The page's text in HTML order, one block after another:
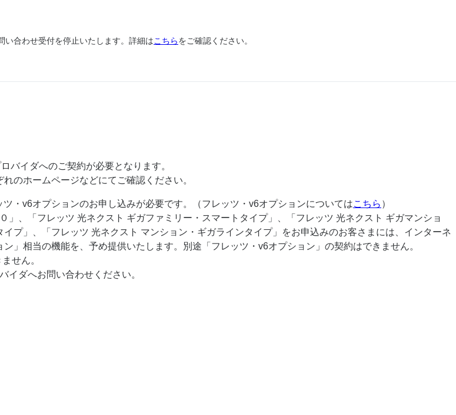
合わせ受付を停止いたします。詳細はこちらをご確認ください。
バイダへのご契約が必要となります。
のホームページなどにてご確認ください。
・v6オプションのお申し込みが必要です。（フレッツ・v6オプションについてはこちら ）
」、「フレッツ 光ネクスト ギガファミリー・スマートタイプ」、「フレッツ 光ネクスト ギガマンショ
プ」、「フレッツ 光ネクスト マンション・ギガラインタイプ」をお申込みのお客さまには、インターネ
」相当の機能を、予め提供いたします。別途「フレッツ・v6オプション」の契約はできません。
せん。
イダへお問い合わせください。